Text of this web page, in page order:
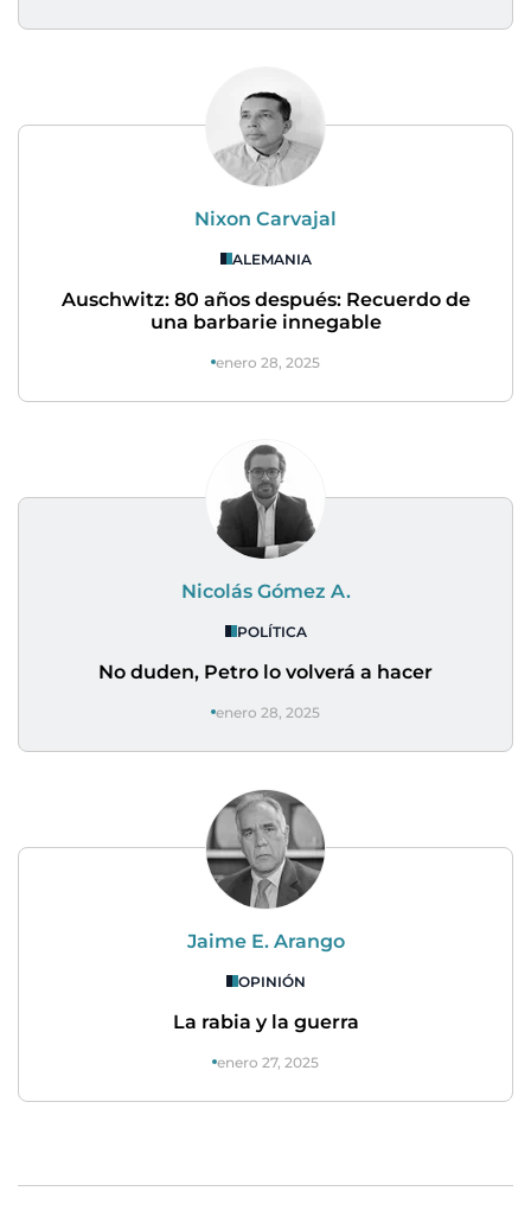
Nixon Carvajal
ALEMANIA
Auschwitz: 80 años después: Recuerdo de
una barbarie innegable
enero 28, 2025
Nicolás Gómez A.
POLÍTICA
No duden, Petro lo volverá a hacer
enero 28, 2025
Jaime E. Arango
OPINIÓN
La rabia y la guerra
enero 27, 2025